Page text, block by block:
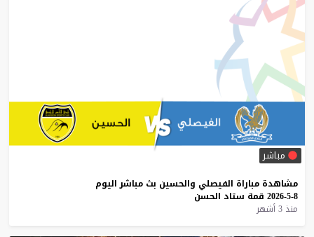
مباشر
مشاهدة مباراة الفيصلي والحسين بث مباشر اليوم
8-5-2026
قمة ستاد الحسن
منذ 3 أشهر